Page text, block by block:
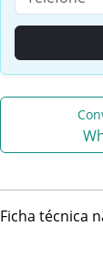
Ficha técnica